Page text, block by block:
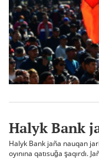
Halyk Bank
Halyk Bank jaña nauqan
oyınına qatısuğa şaqırdı.